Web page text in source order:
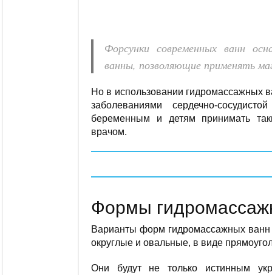
Форсунки современных ванн
ванны, позволяющие применять
Но в использовании гидромассажных
заболеваниями сердечно-
беременным и детям принимать
врачом.
Формы
Варианты форм гидромассажных ванн
округлые и овальные, в виде
Они будут не только истинным